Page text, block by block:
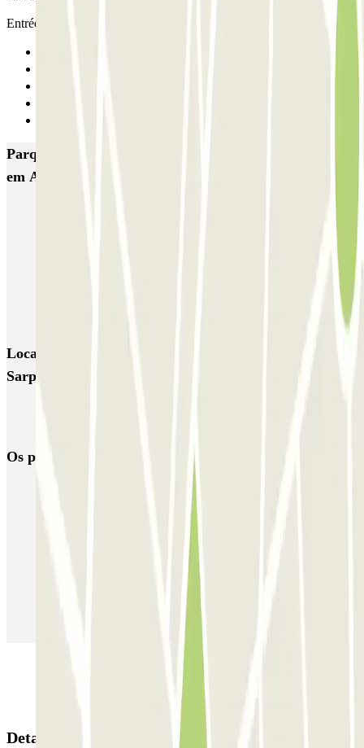
Entrée petite
Parques de estacionamento com melhor classificação
em Amesterdão
Locais e eventos interessantes próximos de Parkbee
Sarphati Plaza
Os parques de estacionamento
Estacionamento em Lisboa
Estacionamento em Sevilha
Estacionamento em Aeroporto de Adolfo Suárez Madrid–Barajas
Detalhes da reserva